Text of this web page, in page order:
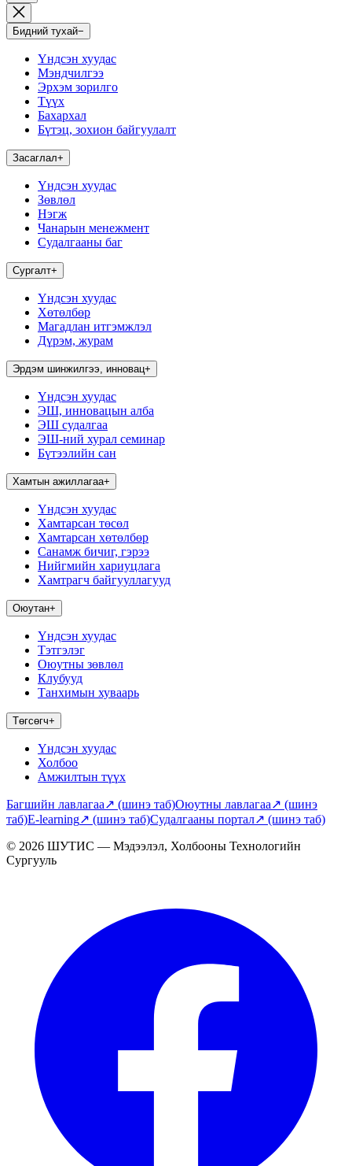
Бидний тухай−
Үндсэн хуудас
Мэндчилгээ
Эрхэм зорилго
Түүх
Бахархал
Бүтэц, зохион байгуулалт
Засаглал+
Үндсэн хуудас
Зөвлөл
Нэгж
Чанарын менежмент
Судалгааны баг
Сургалт+
Үндсэн хуудас
Хөтөлбөр
Магадлан итгэмжлэл
Дүрэм, журам
Эрдэм шинжилгээ, инновац+
Үндсэн хуудас
ЭШ, инновацын алба
ЭШ судалгаа
ЭШ-ний хурал семинар
Бүтээлийн сан
Хамтын ажиллагаа+
Үндсэн хуудас
Хамтарсан төсөл
Хамтарсан хөтөлбөр
Санамж бичиг, гэрээ
Нийгмийн хариуцлага
Хамтрагч байгууллагууд
Оюутан+
Үндсэн хуудас
Тэтгэлэг
Оюутны зөвлөл
Клубууд
Танхимын хуваарь
Төгсөгч+
Үндсэн хуудас
Холбоо
Амжилтын түүх
Багшийн лавлагаа↗ (шинэ таб)Оюутны лавлагаа↗ (шинэ
таб)E-learning↗ (шинэ таб)Судалгааны портал↗ (шинэ таб)
© 2026 ШУТИС — Мэдээлэл, Холбооны Технологийн
Сургууль